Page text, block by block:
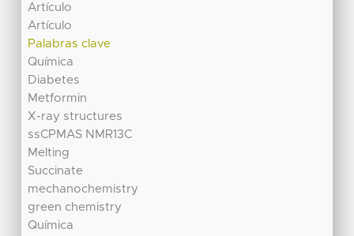
Artículo
Artículo
Palabras clave
Química
Diabetes
Metformin
X-ray structures
ssCPMAS NMR13C
Melting
Succinate
mechanochemistry
green chemistry
Química